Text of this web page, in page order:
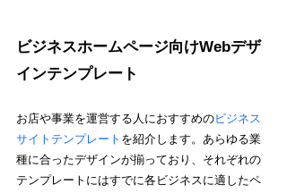
ビジネスホームページ向けWebデザ
インテンプレート
お店や事業を運営する人におすすめのビジネス
サイトテンプレート を紹介します。あらゆる業
種に合ったデザインが揃っており、それぞれの
テンプレートにはすでに各ビジネスに適したペ